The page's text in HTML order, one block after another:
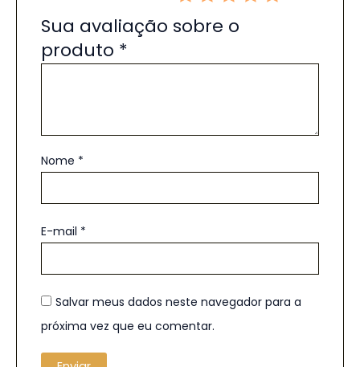
Sua avaliação sobre o
produto *
Nome *
E-mail *
Salvar meus dados neste navegador para a
próxima vez que eu comentar.